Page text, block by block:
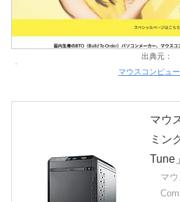
出典元：
マウスコンピュ
マウ
ミン
Tune」
マ